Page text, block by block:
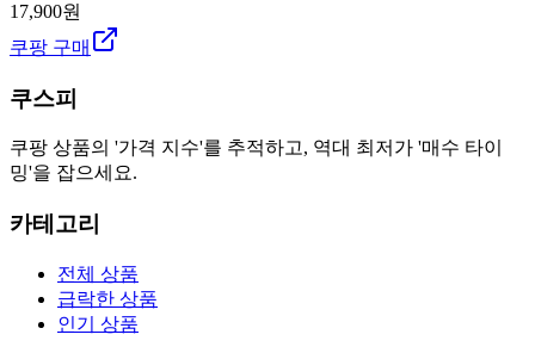
17,900원
쿠팡 구매
쿠스피
쿠팡 상품의 '가격 지수'를 추적하고, 역대 최저가 '매수 타이
밍'을 잡으세요.
카테고리
전체 상품
급락한 상품
인기 상품